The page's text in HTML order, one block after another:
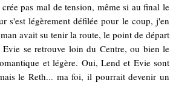
pas mal de tension, même si au final le
s'est légèrement défilée pour le coup, j'en
avait su tenir la route, le point de départ
se retrouve loin du Centre, ou bien le
et légère. Oui, Lend et Evie sont
le Reth... ma foi, il pourrait devenir un